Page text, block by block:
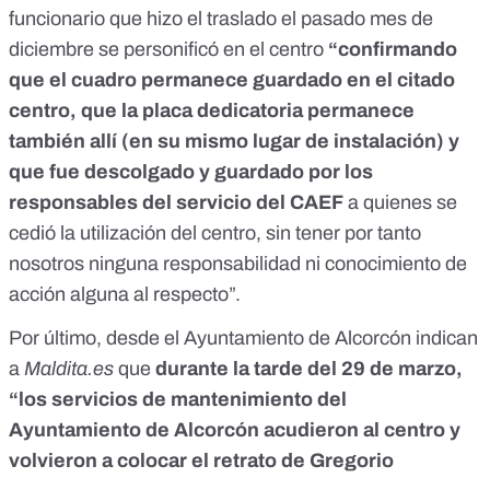
funcionario que hizo el traslado el pasado mes de
diciembre se personificó en el centro “confirmando
que el cuadro permanece guardado en el citado
centro, que la placa dedicatoria permanece
también allí (en su mismo lugar de instalación) y
que fue descolgado y guardado por los
responsables del servicio del CAEF a quienes se
cedió la utilización del centro, sin tener por tanto
nosotros ninguna responsabilidad ni conocimiento de
acción alguna al respecto”.
Por último, desde el Ayuntamiento de Alcorcón indican
a Maldita.es que durante la tarde del 29 de marzo,
“los servicios de mantenimiento del
Ayuntamiento de Alcorcón acudieron al centro y
volvieron a colocar el retrato de Gregorio